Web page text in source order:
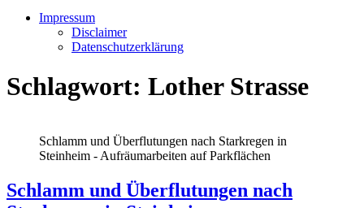
Impressum
Disclaimer
Datenschutzerklärung
Schlagwort: Lother Strasse
Schlamm und Überflutungen nach Starkregen in
Steinheim - Aufräumarbeiten auf Parkflächen
Schlamm und Überflutungen nach